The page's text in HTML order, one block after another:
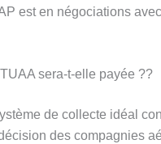
est en négociations
sera-t-elle payée ??
de collecte idéal
des compagnies